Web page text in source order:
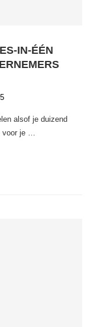
IN-ÉÉN
alsof je duizend
voor je …